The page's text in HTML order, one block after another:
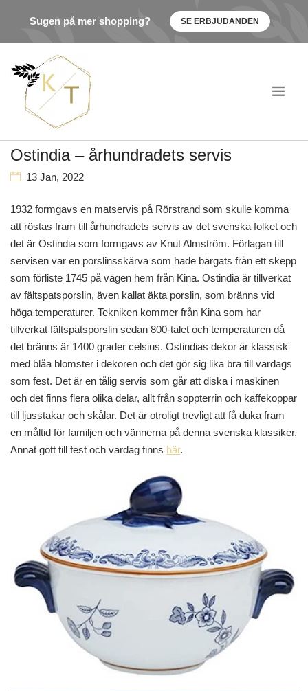
Sugen på mer shopping? SE ERBJUDANDEN
Ostindia – århundradets servis
13 Jan, 2022
1932 formgavs en matservis på Rörstrand som skulle komma
att röstas fram till århundradets servis av det svenska folket och
det är Ostindia som formgavs av Knut Almström. Förlagan till
servisen var en porslinsskärva som hade bärgats från ett skepp
som förliste 1745 på vägen hem från Kina. Ostindia är tillverkat
av fältspatsporslin, även kallat äkta porslin, som bränns vid
höga temperaturer. Tekniken kommer från Kina som har
tillverkat fältspatsporslin sedan 800-talet och temperaturen då
det bränns är 1400 grader celsius. Ostindias dekor är klassisk
med blåa blomster i dekoren och det gör sig lika bra till vardags
som fest. Det är en tålig servis som går att diska i maskinen
och det finns flera olika delar, allt från soppterrin och kaffekoppar
till ljusstakar och skålar. Det är otroligt trevligt att få duka fram
en måltid för familjen och vännerna på denna svenska klassiker.
Annat gott till fest och vardag finns här.